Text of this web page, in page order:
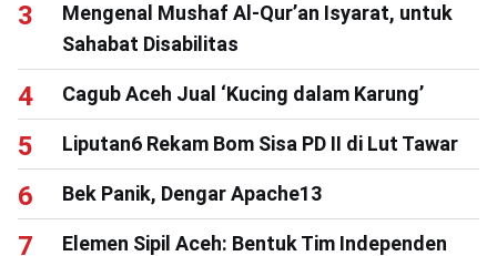
Mengenal Mushaf Al-Qur’an Isyarat, untuk
Sahabat Disabilitas
Cagub Aceh Jual ‘Kucing dalam Karung’
Liputan6 Rekam Bom Sisa PD II di Lut Tawar
Bek Panik, Dengar Apache13
Elemen Sipil Aceh: Bentuk Tim Independen